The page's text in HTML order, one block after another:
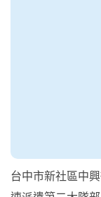
台中市新社區中